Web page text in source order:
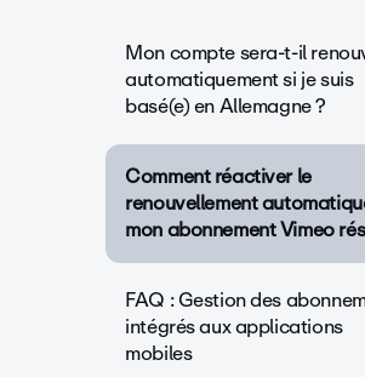
Mon compte sera-t-il
automatiquement si je suis
basé(e) en Allemagne ?
Comment réactiver le
renouvellement
mon abonnement Vimeo
FAQ : Gestion des
intégrés aux applications
mobiles